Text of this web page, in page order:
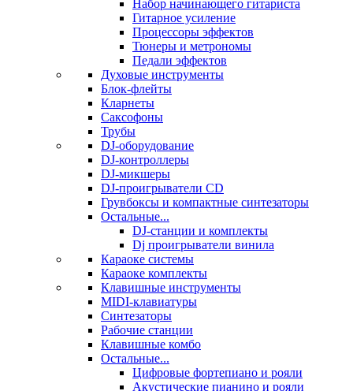
Набор начинающего гитариста
Гитарное усиление
Процессоры эффектов
Тюнеры и метрономы
Педали эффектов
Духовые инструменты
Блок-флейты
Кларнеты
Саксофоны
Трубы
DJ-оборудование
DJ-контроллеры
DJ-микшеры
DJ-проигрыватели CD
Грувбоксы и компактные синтезаторы
Остальные...
DJ-станции и комплекты
Dj проигрыватели винила
Караоке системы
Караоке комплекты
Клавишные инструменты
MIDI-клавиатуры
Синтезаторы
Рабочие станции
Клавишные комбо
Остальные...
Цифровые фортепиано и рояли
Акустические пианино и рояли